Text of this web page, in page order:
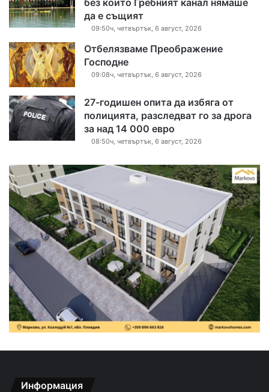
без които Гребният канал нямаше
да е същият
09:50ч, четвъртък, 6 август, 2026
Отбелязваме Преображение
Господне
09:08ч, четвъртък, 6 август, 2026
27-годишен опита да избяга от
полицията, разследват го за дрога
за над 14 000 евро
08:50ч, четвъртък, 6 август, 2026
Информация